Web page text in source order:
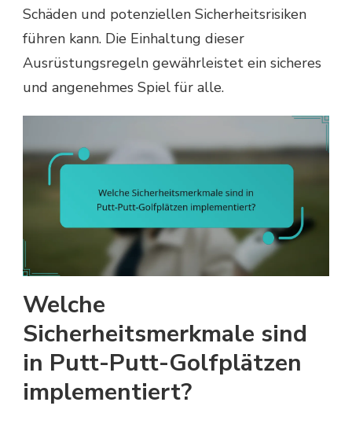
Schäden und potenziellen Sicherheitsrisiken
führen kann. Die Einhaltung dieser
Ausrüstungsregeln gewährleistet ein sicheres
und angenehmes Spiel für alle.
Welche
Sicherheitsmerkmale sind
in Putt-Putt-Golfplätzen
implementiert?